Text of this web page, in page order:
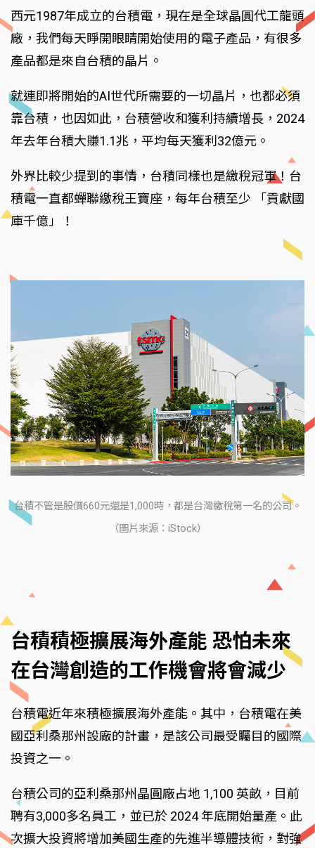
西元1987年成立的台積電，現在是全球晶圓代工龍頭
廠，我們每天睜開眼睛開始使用的電子產品，有很多
產品都是來自台積的晶片。
就連即將開始的AI世代所需要的一切晶片，也都必須
靠台積，也因如此，台積營收和獲利持續增長，2024
年去年台積大賺1.1兆，平均每天獲利32億元。
外界比較少提到的事情，台積同樣也是繳稅冠軍！台
積電一直都蟬聯繳稅王寶座，每年台積至少 「貢獻國
庫千億」！
台積不管是股價660元還是1,000時，都是台灣繳稅第一名的公司。
（圖片來源：iStock）
台積積極擴展海外產能 恐怕未來
在台灣創造的工作機會將會減少
台積電近年來積極擴展海外產能。其中，台積電在美
國亞利桑那州設廠的計畫，是該公司最受矚目的國際
投資之一。
台積公司的亞利桑那州晶圓廠占地 1,100 英畝，目前
聘有3,000多名員工，並已於 2024 年底開始量產。此
次擴大投資將增加美國生產的先進半導體技術，對強